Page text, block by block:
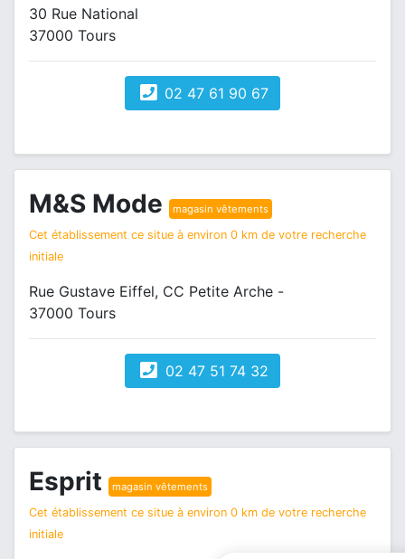
30 Rue National
37000 Tours
02 47 61 90 67
M&S Mode magasin vêtements
Cet établissement ce situe à environ 0 km de votre recherche
initiale
Rue Gustave Eiffel, CC Petite Arche -
37000 Tours
02 47 51 74 32
Esprit magasin vêtements
Cet établissement ce situe à environ 0 km de votre recherche
initiale